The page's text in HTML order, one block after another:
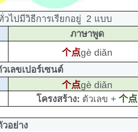
วไปมีวิธีการเรียกอยู่ 2 แบบ
ภาษาพูด
个点gè diǎn
เลขเปอร์เซนต์
个点gè diǎn
โครงสร้าง: ตัวเลข + 个点
วอย่าง